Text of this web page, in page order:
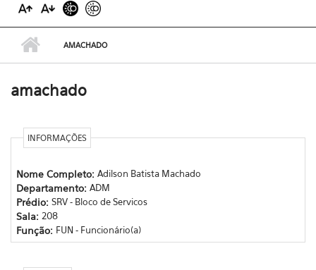
AMACHADO
amachado
INFORMAÇÕES
Nome Completo: Adilson Batista Machado
Departamento: ADM
Prédio: SRV - Bloco de Servicos
Sala: 208
Função: FUN - Funcionário(a)